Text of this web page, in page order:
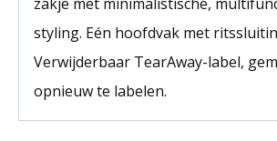
styling. Eén hoofdvak met
Verwijderbaar TearAway-label,
opnieuw te labelen.